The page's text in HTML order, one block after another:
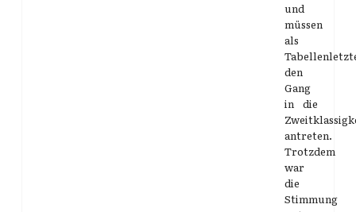
und
müssen
als
den
Gang
in die
antreten.
Trotzdem
war
die
Stimmung